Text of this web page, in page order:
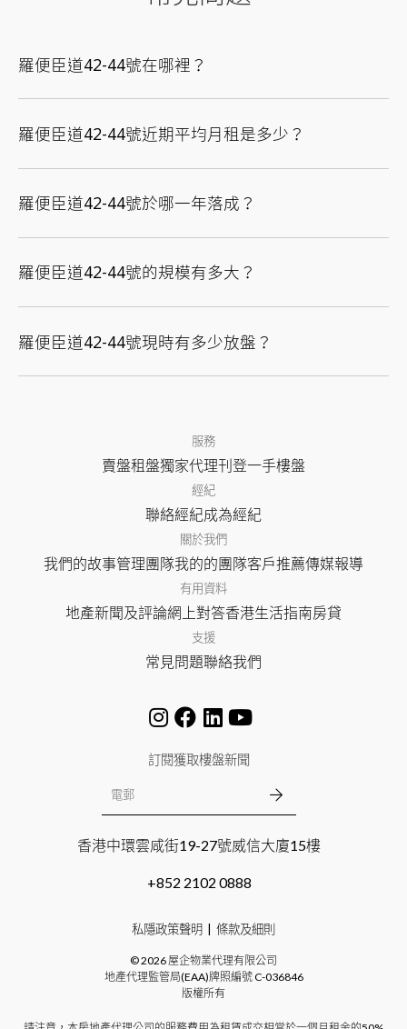
羅便臣道42-44號在哪裡？
羅便臣道42-44號近期平均月租是多少？
羅便臣道42-44號於哪一年落成？
羅便臣道42-44號的規模有多大？
羅便臣道42-44號現時有多少放盤？
服務
賣盤租盤獨家代理刊登一手樓盤
經紀
聯絡經紀成為經紀
關於我們
我們的故事管理團隊我的的團隊客戶推薦傳媒報導
有用資料
地產新聞及評論網上對答香港生活指南房貸
支援
常見問題聯絡我們
訂閱獲取樓盤新聞
香港中環雲咸街19-27號威信大廈15樓
+852 2102 0888
私隱政策聲明 條款及細則
©2026屋企物業代理有限公司
地產代理監管局(EAA)牌照編號C-036846
版權所有